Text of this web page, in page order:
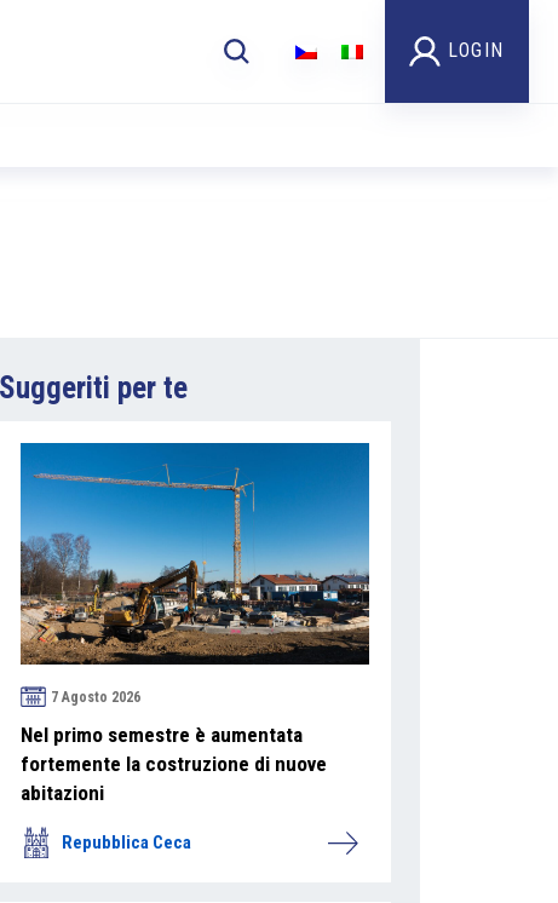
LOGIN
Suggeriti per te
7 Agosto 2026
Nel primo semestre è aumentata
fortemente la costruzione di nuove
abitazioni
Repubblica Ceca